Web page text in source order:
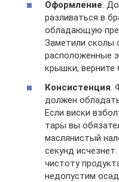
Оформление.
разливаться в
обладающую
Заметили сколы
расположенные
крышки, верните
Консистенция .
должен
Если виски
тары вы
маслянистый
секунд
чистоту
недопустим